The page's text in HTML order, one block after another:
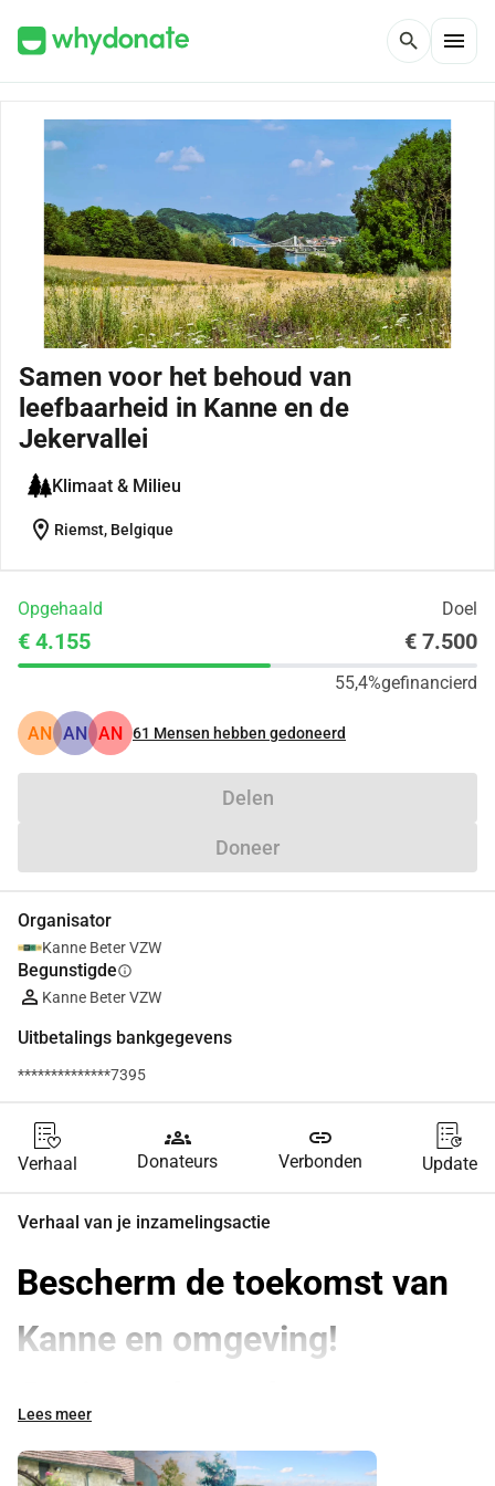
search menu
Samen voor het behoud van
leefbaarheid in Kanne en de
Jekervallei
Klimaat & Milieu
location_on Riemst, Belgique
Opgehaald Doel
€ 4.155 € 7.500
55,4%gefinancierd
AN AN AN 61 Mensen hebben gedoneerd
Delen
Doneer
Organisator
Kanne Beter VZW
Begunstigdeinfo
Kanne Beter VZW
Uitbetalings bankgegevens
**************7395
Verhaal
groups
Donateurs
link
Verbonden Update
Verhaal van je inzamelingsactie
Bescherm de toekomst van
Kanne en omgeving!
Kan en ömgèèving !
Lees meer